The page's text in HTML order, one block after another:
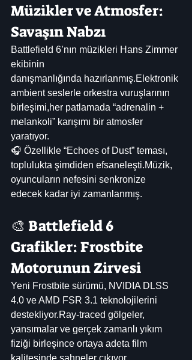
Müzikler ve Atmosfer:
Savaşın Nabzı
Battlefield 6’nın müzikleri Hans Zimmer
ekibinin
danışmanlığında hazırlanmış.Elektronik
ambient seslerle orkestra vuruşlarının
birleşimi,her patlamada “adrenalin +
melankoli” karışımı bir atmosfer
yaratıyor.
🎧 Özellikle “Echoes of Dust” teması,
toplulukta şimdiden efsaneleşti.Müzik,
oyuncuların nefesini senkronize
edecek kadar iyi zamanlanmış.
🎨 Battlefield 6
Grafikler: Frostbite
Motorunun Zirvesi
Yeni Frostbite sürümü, NVIDIA DLSS
4.0 ve AMD FSR 3.1 teknolojilerini
destekliyor.Ray-traced gölgeler,
yansımalar ve gerçek zamanlı yıkım
fiziği birleşince ortaya adeta film
kalitesinde sahneler çıkıyor.